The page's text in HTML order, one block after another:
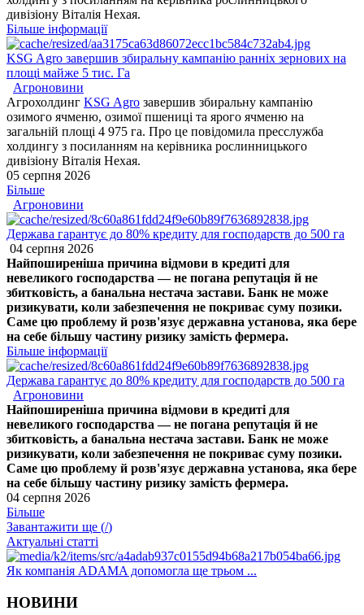
дивізіону Віталія Нехая.
Більше інформації
KSG Agro завершив збиральну кампанію ранніх зернових на
площі майже 5 тис. Га
Агроновини
Агрохолдинг KSG Agro завершив збиральну кампанію
озимого ячменю, озимої пшениці та ярого ячменю на
загальній площі 4 975 га. Про це повідомила пресслужба
холдингу з посиланням на керівника рослинницького
дивізіону Віталія Нехая.
05 серпня 2026
Більше
Агроновини
Держава гарантує до 80% кредиту для господарств до 500 га
04 серпня 2026
Найпоширеніша причина відмови в кредиті для
невеликого господарства — не погана репутація й не
збитковість, а банальна нестача застави. Банк не може
ризикувати, коли забезпечення не покриває суму позики.
Саме цю проблему й розв'язує державна установа, яка бере
на себе більшу частину ризику замість фермера.
Більше інформації
Держава гарантує до 80% кредиту для господарств до 500 га
Агроновини
Найпоширеніша причина відмови в кредиті для
невеликого господарства — не погана репутація й не
збитковість, а банальна нестача застави. Банк не може
ризикувати, коли забезпечення не покриває суму позики.
Саме цю проблему й розв'язує державна установа, яка бере
на себе більшу частину ризику замість фермера.
04 серпня 2026
Більше
Завантажити ще (/)
Актуальні статті
Як компанія ADAMA допомогла ще трьом ...
НОВИНИ